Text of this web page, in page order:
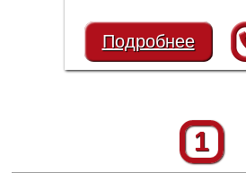
Подробнее
1